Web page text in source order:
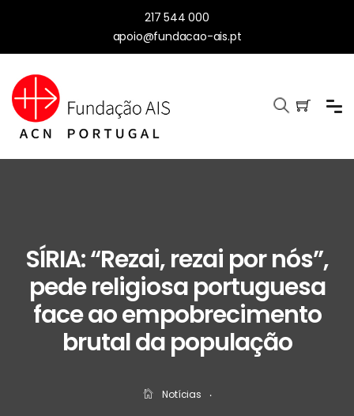
217 544 000
apoio@fundacao-ais.pt
SÍRIA: “Rezai, rezai por nós”,
pede religiosa portuguesa
face ao empobrecimento
brutal da população
Notícias ‧